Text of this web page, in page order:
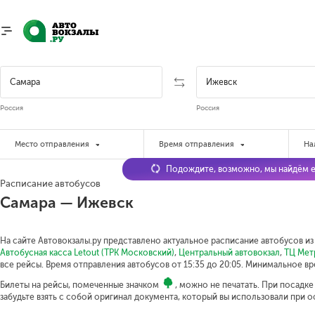
Россия Россия
Место отправления Время отправления
Расписание автобусов
Самара — Ижевск
На сайте Автовокзалы.ру представлено актуальное расписание автобусов
Автобусная касса Letout (ТРК Московский), Центральный автовокзал,
ТЦ
все рейсы. Время отправления автобусов от 15:35 до 20:05. Минимальное
Билеты на рейсы, помеченные значком
, можно не печатать. При
забудьте взять с собой оригинал документа, который вы использовали при
Подождите, возможно, мы найдём